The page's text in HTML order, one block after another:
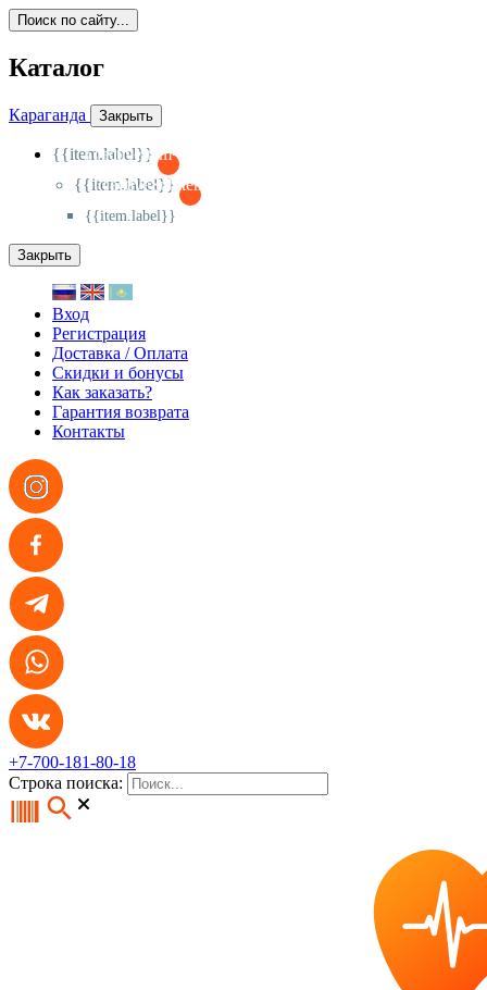
Поиск по сайту...
Каталог
Караганда Закрыть
{{item.label}}
{{activeItem==item.id?'-
{{item.label}}
{{activeSubitem==item.id?'-
{{item.label}}
Закрыть
Вход
Регистрация
Доставка / Оплата
Скидки и бонусы
Как заказать?
Гарантия возврата
Контакты
+7-700-181-80-18
Строка поиска: